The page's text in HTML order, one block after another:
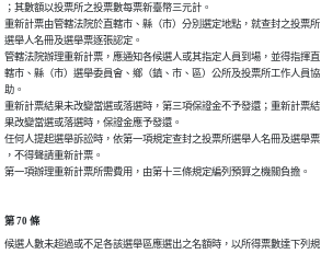
；其數額以投票所之投票數每票新臺幣三元計。
重新計票由管轄法院於直轄市、縣（市）分別選定地點，就查封之投票所
選舉人名冊及選舉票逐張認定。
管轄法院辦理重新計票，應通知各候選人或其指定人員到場，並得指揮直
轄市、縣（市）選舉委員會、鄉（鎮、市、區）公所及投票所工作人員協
助。
重新計票結果未改變當選或落選時，第三項保證金不予發還；重新計票結
果改變當選或落選時，保證金應予發還。
任何人提起選舉訴訟時，依第一項規定查封之投票所選舉人名冊及選舉票
，不得聲請重新計票。
第一項辦理重新計票所需費用，由第十三條規定編列預算之機關負擔。
第 70 條
候選人數未超過或不足各該選舉區應選出之名額時，以所得票數達下列規